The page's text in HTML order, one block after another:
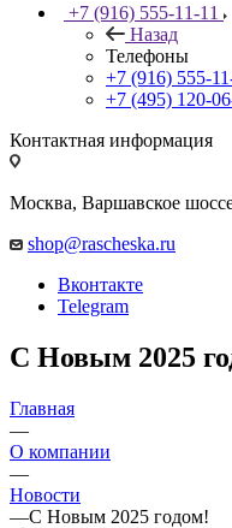
+7 (916) 555-11-11
Назад
Телефоны
+7 (916) 555-
+7 (495) 120-
Контактная информация
Москва, Варшавское
shop@rascheska.ru
Вконтакте
Telegram
С Новым 2025
Главная
—
О компании
—
Новости
—С Новым 2025 годом!